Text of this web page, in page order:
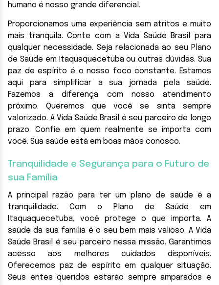
humano é nosso grande diferencial.
Proporcionamos uma experiência sem atritos e muito
mais tranquila. Conte com a Vida Saúde Brasil para
qualquer necessidade. Seja relacionada ao seu Plano
de Saúde em Itaquaquecetuba ou outras dúvidas. Sua
paz de espírito é o nosso foco constante. Estamos
aqui para simplificar a sua jornada pela saúde.
Fazemos a diferença com nosso atendimento
próximo. Queremos que você se sinta sempre
valorizado. A Vida Saúde Brasil é seu parceiro de longo
prazo. Confie em quem realmente se importa com
você. Sua saúde está em boas mãos conosco.
Tranquilidade e Segurança para o Futuro de
sua Família
A principal razão para ter um plano de saúde é a
tranquilidade. Com o Plano de Saúde em
Itaquaquecetuba, você protege o que importa. A
saúde da sua família é o seu bem mais valioso. A Vida
Saúde Brasil é seu parceiro nessa missão. Garantimos
acesso aos melhores cuidados disponíveis.
Oferecemos paz de espírito em qualquer situação.
Seus entes queridos estarão sempre amparados e